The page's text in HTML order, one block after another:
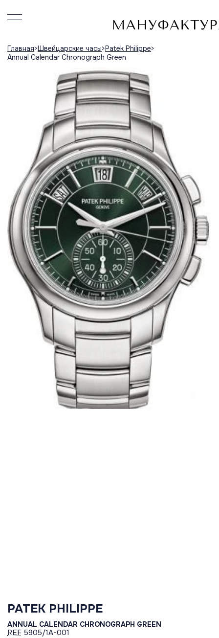
Главная Швейцарские часы Patek Philippe
Annual Calendar Chronograph Green
PATEK PHILIPPE
ANNUAL CALENDAR CHRONOGRAPH GREEN
REF 5905/1A-001